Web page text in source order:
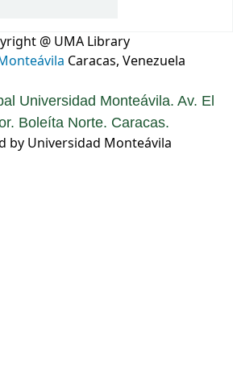
@ UMA Library
Caracas, Venezuela
Universidad Monteávila. Av. El
Boleíta Norte. Caracas.
by Universidad Monteávila